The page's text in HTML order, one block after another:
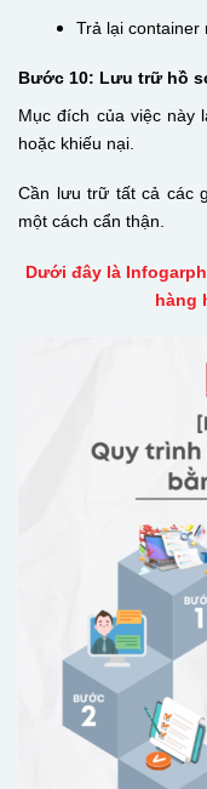
Trả lại container
Bước 10: Lưu trữ hồ
Mục đích của việc này
hoặc khiếu nại.
Cần lưu trữ tất cả các
một cách cẩn thận.
Dưới đây là
hàng